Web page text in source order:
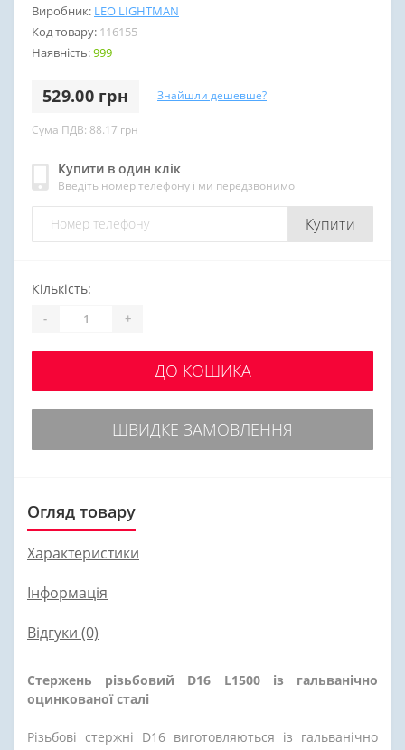
Виробник: LEO LIGHTMAN
Код товару: 116155
Наявність:999
529.00 грн Знайшли дешевше?
Сума ПДВ: 88.17 грн
Купити в один клік
Введіть номер телефону і ми передзвонимо
Купити
Кількість:
- +
ДО КОШИКА
ШВИДКЕ ЗАМОВЛЕННЯ
Огляд товару
Характеристики
Інформація
Відгуки (0)
Стержень різьбовий D16 L1500 із гальванічно
оцинкованої сталі
Різьбові стержні D16 виготовляються із гальванічно